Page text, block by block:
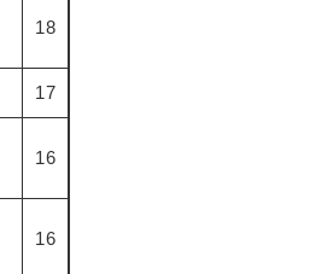
18
17
16
16